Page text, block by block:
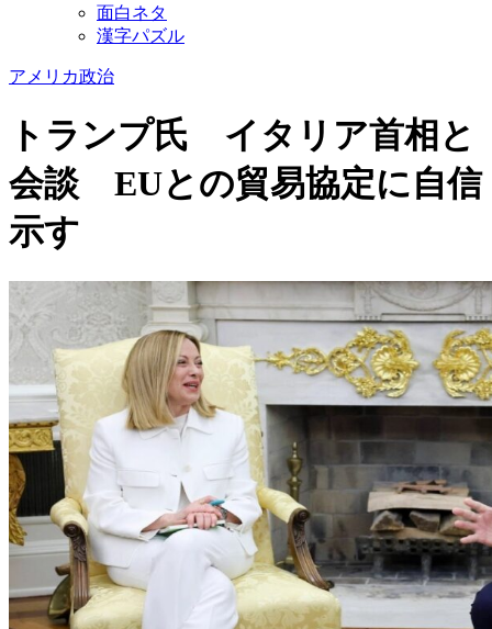
面白ネタ
漢字パズル
アメリカ政治
トランプ氏 イタリア首相と
会談 EUとの貿易協定に自信
示す